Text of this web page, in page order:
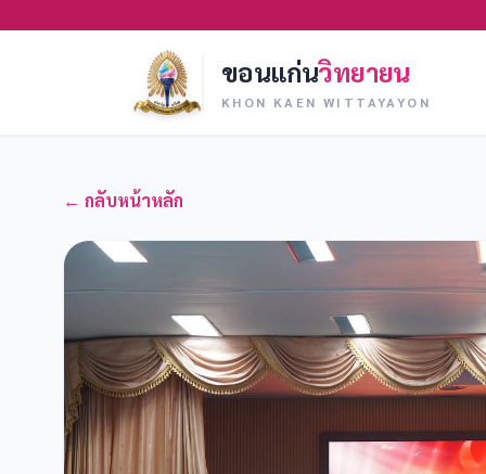
ขอนแก่นวิทยายน
KHON KAEN WITTAYAYON
← กลับหน้าหลัก